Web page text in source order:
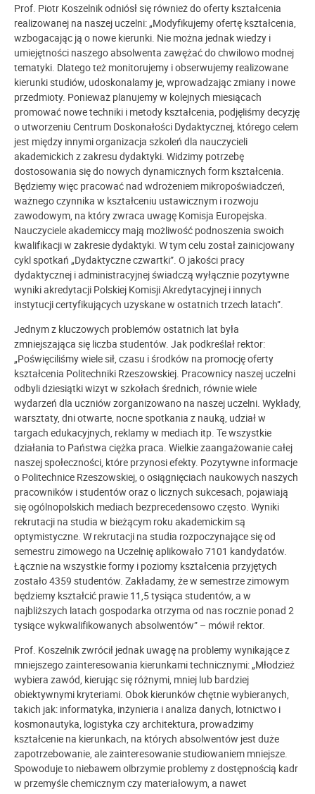
Prof. Piotr Koszelnik odniósł się również do oferty kształcenia
realizowanej na naszej uczelni: „Modyfikujemy ofertę kształcenia,
wzbogacając ją o nowe kierunki. Nie można jednak wiedzy i
umiejętności naszego absolwenta zawężać do chwilowo modnej
tematyki. Dlatego też monitorujemy i obserwujemy realizowane
kierunki studiów, udoskonalamy je, wprowadzając zmiany i nowe
przedmioty. Ponieważ planujemy w kolejnych miesiącach
promować nowe techniki i metody kształcenia, podjęliśmy decyzję
o utworzeniu Centrum Doskonałości Dydaktycznej, którego celem
jest między innymi organizacja szkoleń dla nauczycieli
akademickich z zakresu dydaktyki. Widzimy potrzebę
dostosowania się do nowych dynamicznych form kształcenia.
Będziemy więc pracować nad wdrożeniem mikropoświadczeń,
ważnego czynnika w kształceniu ustawicznym i rozwoju
zawodowym, na który zwraca uwagę Komisja Europejska.
Nauczyciele akademiccy mają możliwość podnoszenia swoich
kwalifikacji w zakresie dydaktyki. W tym celu został zainicjowany
cykl spotkań „Dydaktyczne czwartki”. O jakości pracy
dydaktycznej i administracyjnej świadczą wyłącznie pozytywne
wyniki akredytacji Polskiej Komisji Akredytacyjnej i innych
instytucji certyfikujących uzyskane w ostatnich trzech latach”.
Jednym z kluczowych problemów ostatnich lat była
zmniejszająca się liczba studentów. Jak podkreślał rektor:
„Poświęciliśmy wiele sił, czasu i środków na promocję oferty
kształcenia Politechniki Rzeszowskiej. Pracownicy naszej uczelni
odbyli dziesiątki wizyt w szkołach średnich, równie wiele
wydarzeń dla uczniów zorganizowano na naszej uczelni. Wykłady,
warsztaty, dni otwarte, nocne spotkania z nauką, udział w
targach edukacyjnych, reklamy w mediach itp. Te wszystkie
działania to Państwa ciężka praca. Wielkie zaangażowanie całej
naszej społeczności, które przynosi efekty. Pozytywne informacje
o Politechnice Rzeszowskiej, o osiągnięciach naukowych naszych
pracowników i studentów oraz o licznych sukcesach, pojawiają
się ogólnopolskich mediach bezprecedensowo często. Wyniki
rekrutacji na studia w bieżącym roku akademickim są
optymistyczne. W rekrutacji na studia rozpoczynające się od
semestru zimowego na Uczelnię aplikowało 7101 kandydatów.
Łącznie na wszystkie formy i poziomy kształcenia przyjętych
zostało 4359 studentów. Zakładamy, że w semestrze zimowym
będziemy kształcić prawie 11,5 tysiąca studentów, a w
najbliższych latach gospodarka otrzyma od nas rocznie ponad 2
tysiące wykwalifikowanych absolwentów” – mówił rektor.
Prof. Koszelnik zwrócił jednak uwagę na problemy wynikające z
mniejszego zainteresowania kierunkami technicznymi: „Młodzież
wybiera zawód, kierując się różnymi, mniej lub bardziej
obiektywnymi kryteriami. Obok kierunków chętnie wybieranych,
takich jak: informatyka, inżynieria i analiza danych, lotnictwo i
kosmonautyka, logistyka czy architektura, prowadzimy
kształcenie na kierunkach, na których absolwentów jest duże
zapotrzebowanie, ale zainteresowanie studiowaniem mniejsze.
Spowoduje to niebawem olbrzymie problemy z dostępnością kadr
w przemyśle chemicznym czy materiałowym, a nawet